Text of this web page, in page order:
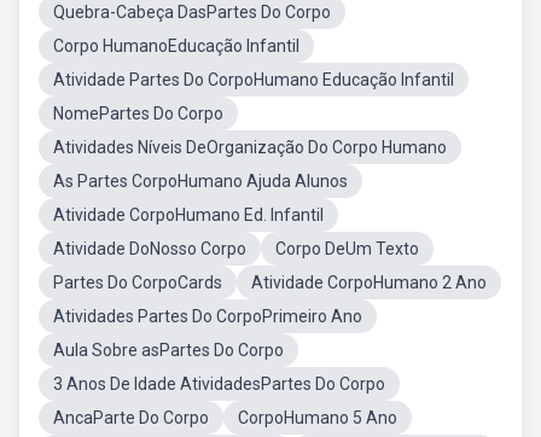
Quebra-Cabeça DasPartes Do Corpo
Corpo HumanoEducação Infantil
Atividade Partes Do CorpoHumano Educação Infantil
NomePartes Do Corpo
Atividades Níveis DeOrganização Do Corpo Humano
As Partes CorpoHumano Ajuda Alunos
Atividade CorpoHumano Ed. Infantil
Atividade DoNosso Corpo
Corpo DeUm Texto
Partes Do CorpoCards
Atividade CorpoHumano 2 Ano
Atividades Partes Do CorpoPrimeiro Ano
Aula Sobre asPartes Do Corpo
3 Anos De Idade AtividadesPartes Do Corpo
AncaParte Do Corpo
CorpoHumano 5 Ano